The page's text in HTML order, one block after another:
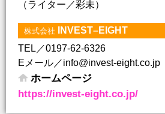
（ライター／彩未）
株式会社
INVEST–EIGHT
TEL／0197-62-6326
Eメール／info@invest-eight.co.jp
ホームページ
https://invest-eight.co.jp/